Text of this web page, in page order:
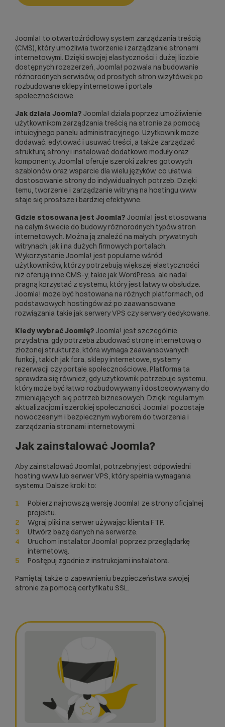
Joomla! to otwartoźródłowy system zarządzania treścią
(CMS), który umożliwia tworzenie i zarządzanie stronami
internetowymi. Dzięki swojej elastyczności i dużej liczbie
dostępnych rozszerzeń, Joomla! pozwala na budowanie
różnorodnych serwisów, od prostych stron wizytówek po
rozbudowane sklepy internetowe i portale
społecznościowe.
Jak działa Joomla? Joomla! działa poprzez umożliwienie
użytkownikom zarządzania treścią na stronie za pomocą
intuicyjnego panelu administracyjnego. Użytkownik może
dodawać, edytować i usuwać treści, a także zarządzać
strukturą strony i instalować dodatkowe moduły oraz
komponenty. Joomla! oferuje szeroki zakres gotowych
szablonów oraz wsparcie dla wielu języków, co ułatwia
dostosowanie strony do indywidualnych potrzeb. Dzięki
temu, tworzenie i zarządzanie witryną na hostingu www
staje się prostsze i bardziej efektywne.
Gdzie stosowana jest Joomla? Joomla! jest stosowana
na całym świecie do budowy różnorodnych typów stron
internetowych. Można ją znaleźć na małych, prywatnych
witrynach, jak i na dużych firmowych portalach.
Wykorzystanie Joomla! jest popularne wśród
użytkowników, którzy potrzebują większej elastyczności
niż oferują inne CMS-y, takie jakWordPress, ale nadal
pragną korzystać z systemu, który jest łatwy w obsłudze.
Joomla! może być hostowana na różnych platformach, od
podstawowych hostingów aż po zaawansowane
rozwiązania takie jakserwery VPS czyserwery dedykowane.
Kiedy wybrać Joomlę? Joomla! jest szczególnie
przydatna, gdy potrzeba zbudować stronę internetową o
złożonej strukturze, która wymaga zaawansowanych
funkcji, takich jak fora, sklepy internetowe, systemy
rezerwacji czy portale społecznościowe. Platforma ta
sprawdza się również, gdy użytkownik potrzebuje systemu,
który może być łatwo rozbudowywany i dostosowywany do
zmieniających się potrzeb biznesowych. Dzięki regularnym
aktualizacjom i szerokiej społeczności, Joomla! pozostaje
nowoczesnym i bezpiecznym wyborem do tworzenia i
zarządzania stronami internetowymi.
Jak zainstalować Joomla?
Aby zainstalować Joomla!, potrzebny jest odpowiedni
hosting www lub serwer VPS, który spełnia wymagania
systemu. Dalsze kroki to:
Pobierz najnowszą wersję Joomla! ze strony oficjalnej
projektu.
Wgraj pliki na serwer używając klienta FTP.
Utwórz bazę danych na serwerze.
Uruchom instalator Joomla! poprzez przeglądarkę
internetową.
Postępuj zgodnie z instrukcjami instalatora.
Pamiętaj także o zapewnieniu bezpieczeństwa swojej
stronie za pomocą certyfikatu SSL.